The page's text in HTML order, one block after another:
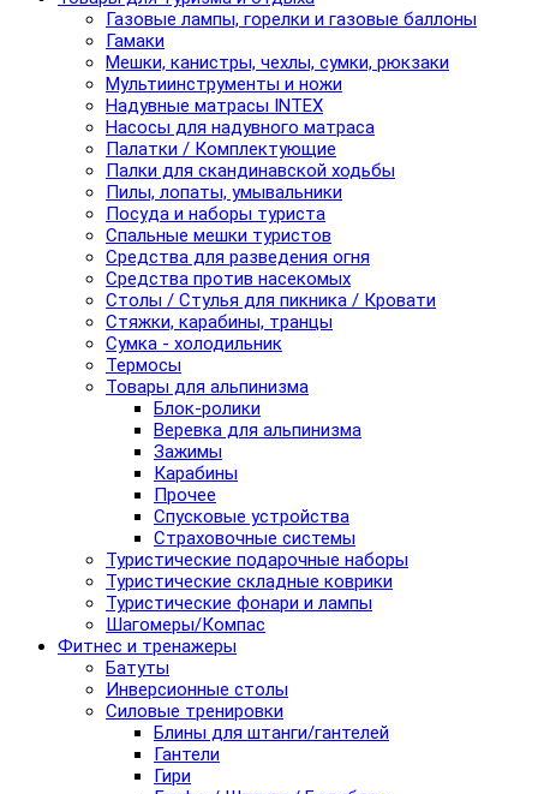
Газовые лампы, горелки и газовые баллоны
Гамаки
Мешки, канистры, чехлы, сумки, рюкзаки
Мультиинструменты и ножи
Надувные матрасы INTEX
Насосы для надувного матраса
Палатки / Комплектующие
Палки для скандинавской ходьбы
Пилы, лопаты, умывальники
Посуда и наборы туриста
Спальные мешки туристов
Средства для разведения огня
Средства против насекомых
Столы / Стулья для пикника / Кровати
Стяжки, карабины, транцы
Сумка - холодильник
Термосы
Товары для альпинизма
Блок-ролики
Веревка для альпинизма
Зажимы
Карабины
Прочее
Спусковые устройства
Страховочные системы
Туристические подарочные наборы
Туристические складные коврики
Туристические фонари и лампы
Шагомеры/Компас
Фитнес и тренажеры
Батуты
Инверсионные столы
Силовые тренировки
Блины для штанги/гантелей
Гантели
Гири